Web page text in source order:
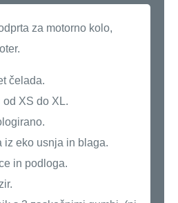
za motorno kolo,
čelada.
od XS do XL.
iz eko usnja in blaga.
in podloga.